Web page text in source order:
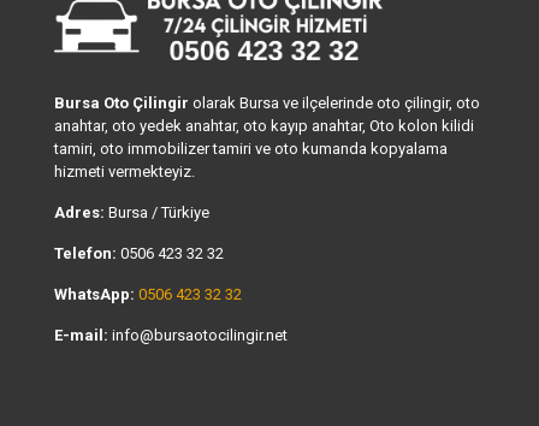
Bursa Oto Çilingir olarak Bursa ve ilçelerinde oto çilingir, oto
anahtar, oto yedek anahtar, oto kayıp anahtar, Oto kolon kilidi
tamiri, oto immobilizer tamiri ve oto kumanda kopyalama
hizmeti vermekteyiz.
Adres: Bursa / Türkiye
Telefon: 0506 423 32 32
WhatsApp: 0506 423 32 32
E-mail: info@bursaotocilingir.net